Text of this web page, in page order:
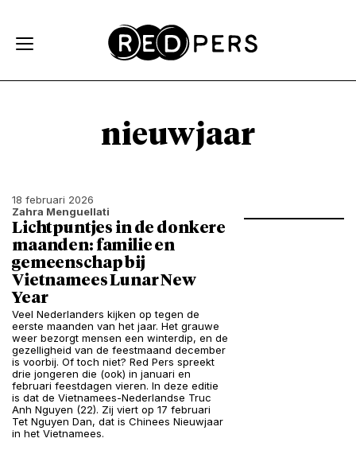
nieuwjaar
18 februari 2026
Zahra Menguellati
Lichtpuntjes in de donkere
maanden: familie en
gemeenschap bij
Vietnamees Lunar New
Year
Veel Nederlanders kijken op tegen de
eerste maanden van het jaar. Het grauwe
weer bezorgt mensen een winterdip, en de
gezelligheid van de feestmaand december
is voorbij. Of toch niet? Red Pers spreekt
drie jongeren die (ook) in januari en
februari feestdagen vieren. In deze editie
is dat de Vietnamees-Nederlandse Truc
Anh Nguyen (22). Zij viert op 17 februari
Tet Nguyen Dan, dat is Chinees Nieuwjaar
in het Vietnamees.